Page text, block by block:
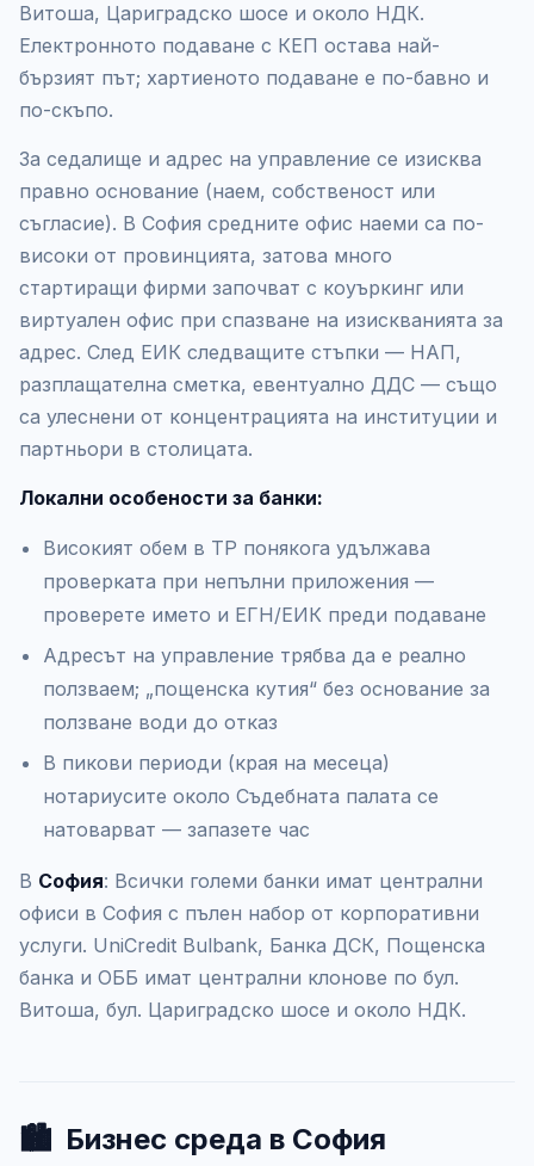
Витоша, Цариградско шосе и около НДК.
Електронното подаване с КЕП остава най-
бързият път; хартиеното подаване е по-бавно и
по-скъпо.
За седалище и адрес на управление се изисква
правно основание (наем, собственост или
съгласие). В София средните офис наеми са по-
високи от провинцията, затова много
стартиращи фирми започват с коуъркинг или
виртуален офис при спазване на изискванията за
адрес. След ЕИК следващите стъпки — НАП,
разплащателна сметка, евентуално ДДС — също
са улеснени от концентрацията на институции и
партньори в столицата.
Локални особености за банки:
Високият обем в ТР понякога удължава
проверката при непълни приложения —
проверете името и ЕГН/ЕИК преди подаване
Адресът на управление трябва да е реално
ползваем; „пощенска кутия“ без основание за
ползване води до отказ
В пикови периоди (края на месеца)
нотариусите около Съдебната палата се
натоварват — запазете час
В София: Всички големи банки имат централни
офиси в София с пълен набор от корпоративни
услуги. UniCredit Bulbank, Банка ДСК, Пощенска
банка и ОББ имат централни клонове по бул.
Витоша, бул. Цариградско шосе и около НДК.
🏙️ Бизнес среда в София